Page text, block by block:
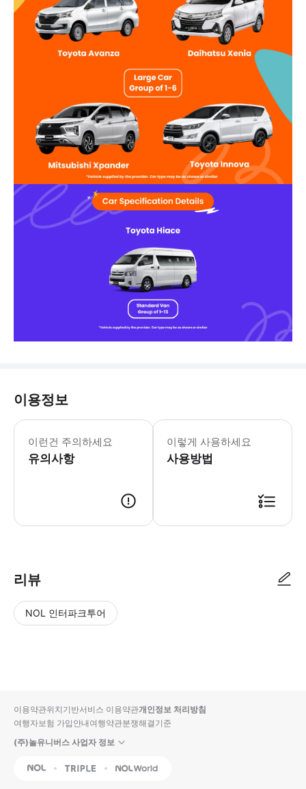
이용정보
이런건 주의하세요
유의사항
- 차량 정보 * 차량 브랜드: Toyota
- 수하물 정보 * 표준 수하물 기준:
- 추가정보 * 중요! 기본 서비스를 예
- 예약확정 * 예약 후 확정 여부를 바
- 예약 조건 및 유의사항 * 공지: 영유
이렇게 사용하세요
사용방법
리뷰
NOL 인터파크투어
입니
다.
순
상
이용약관위치기반서비스 이용약관개인정보 처리방침
여행자보험 가입안내여행약관분쟁해결기준
(주)놀유니버스 사업자 정보
NOL Triple Interpark Global